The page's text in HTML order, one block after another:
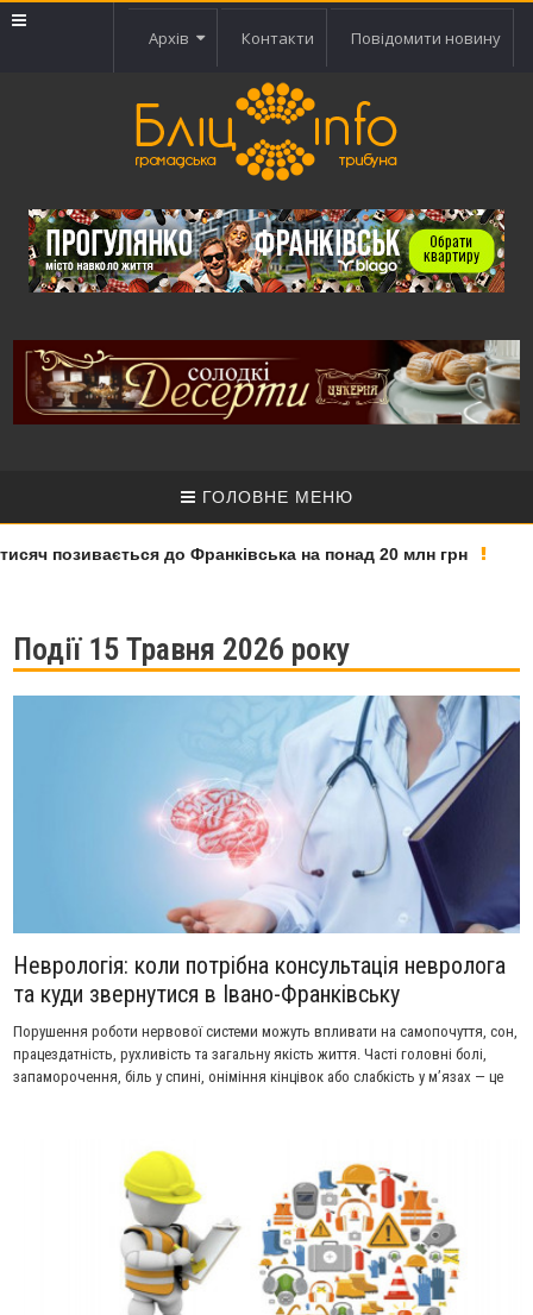
Архів Контакти Повідомити новину
ГОЛОВНЕ МЕНЮ
позивається до Франківська на понад 20 млн грн
Події 15 Травня 2026 року
Неврологія: коли потрібна консультація невролога
та куди звернутися в Івано-Франківську
Порушення роботи нервової системи можуть впливати на самопочуття, сон,
працездатність, рухливість та загальну якість життя. Часті головні болі,
запаморочення, біль у спині, оніміння кінцівок або слабкість у м’язах — це
периферичної нервової системи.